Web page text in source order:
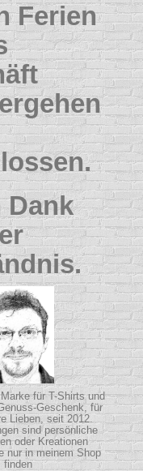
Ferien
Dank
für T-Shirts und
Geschenk, für
Lieben, seit 2012.
sind persönliche
oder Kreationen
nur in meinem Shop
finden